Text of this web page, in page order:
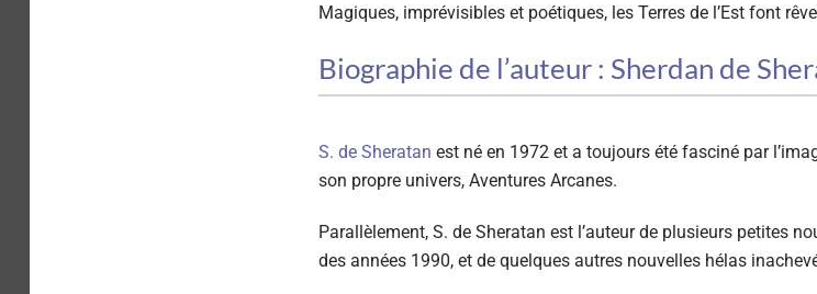
Magiques, imprévisibles et poétiques, les Terres de l’Est font
Biographie de l’auteur : Sherdan de
S. de Sheratan est né en 1972 et a toujours été fasciné par
son propre univers, Aventures Arcanes.
Parallèlement, S. de Sheratan est l’auteur de plusieurs petites
des années 1990, et de quelques autres nouvelles hélas